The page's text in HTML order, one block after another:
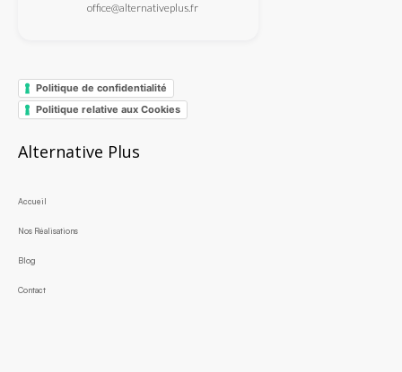
office@alternativeplus.fr
Politique de confidentialité
Politique relative aux Cookies
Alternative Plus
Accueil
Nos Réalisations
Blog
Contact